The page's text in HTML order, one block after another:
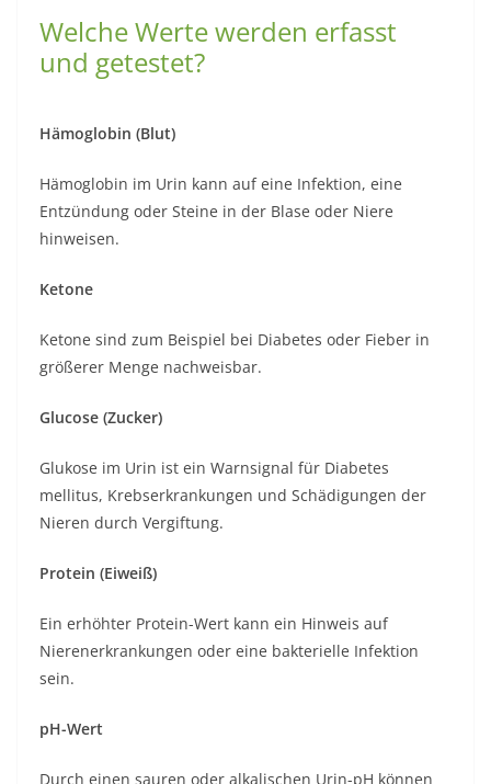
Welche Werte werden erfasst
und getestet?
Hämoglobin (Blut)
Hämoglobin im Urin kann auf eine Infektion, eine
Entzündung oder Steine in der Blase oder Niere
hinweisen.
Ketone
Ketone sind zum Beispiel bei Diabetes oder Fieber in
größerer Menge nachweisbar.
Glucose (Zucker)
Glukose im Urin ist ein Warnsignal für Diabetes
mellitus, Krebserkrankungen und Schädigungen der
Nieren durch Vergiftung.
Protein (Eiweiß)
Ein erhöhter Protein-Wert kann ein Hinweis auf
Nierenerkrankungen oder eine bakterielle Infektion
sein.
pH-Wert
Durch einen sauren oder alkalischen Urin-pH können